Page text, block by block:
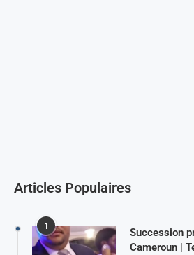
Articles Populaires
1
Succession
Cameroun |